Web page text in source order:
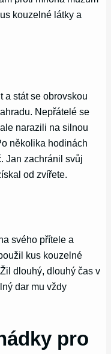
kouzelné látky a
a stát se obrovskou
Nepřátelé se
narazili na silnou
několika hodinách
Jan zachránil svůj
od zvířete.
svého přítele a
kus kouzelné
dlouhý, dlouhý čas v
dar mu vždy
pro